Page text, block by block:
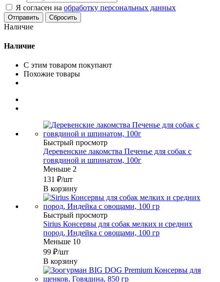
Я согласен на обработку персональных данных
Сбросить
Наличие
Наличие
С этим товаром покупают
Похожие товары
Быстрый просмотр
Деревенские лакомства Печенье для собак с
говядиной и шпинатом, 100г
Меньше 2
131 ₽/шт
В корзину
Быстрый просмотр
Sirius Консервы для собак мелких и средних
пород, Индейка с овощами, 100 гр
Меньше 10
99 ₽/шт
В корзину